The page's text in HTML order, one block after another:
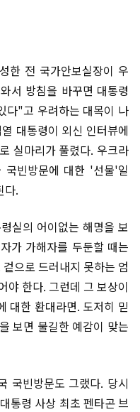
한 전 국가안보실장이 우
서 방침을 바꾸면 대통령
다"고 우려하는 대목이 나
대통령이 외신 인터뷰에
실마리가 풀렸다. 우크라
국빈방문에 대한 '선물'일
다.
실의 어이없는 해명을 보
가 가해자를 두둔할 때는
으로 드러내지 못하는 엄
야 한다. 그런데 그 보상이
대한 환대라면. 도저히 믿
보면 불길한 예감이 맞는
국빈방문도 그랬다. 당시
통령 사상 최초 펜타곤 브